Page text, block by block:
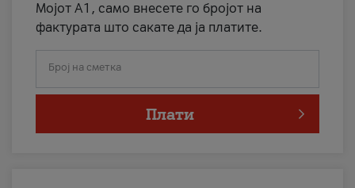
Мојот А1, само внесете го бројот на
фактурата што сакате да ја платите.
Број на сметка
Плати